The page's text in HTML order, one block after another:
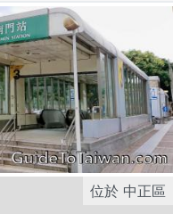
位於 中正區